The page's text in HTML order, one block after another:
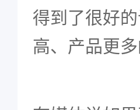
得到了很好
高、产品更